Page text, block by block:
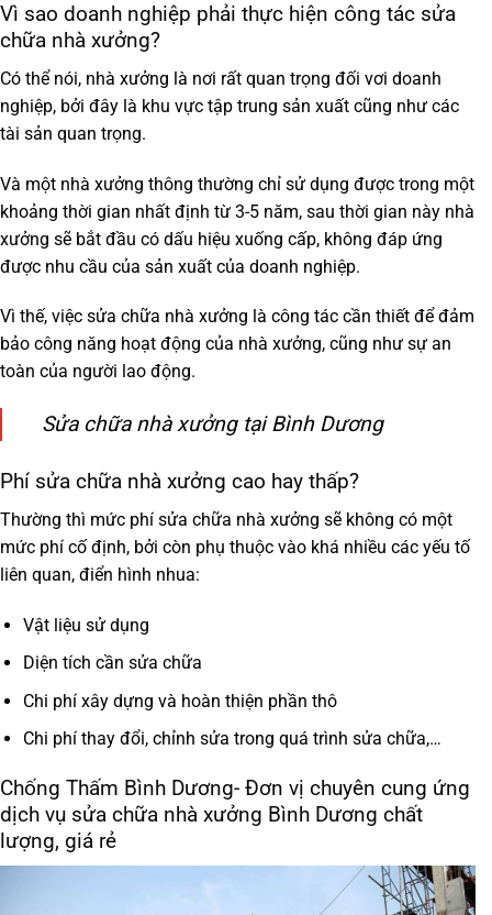
Vì sao doanh nghiệp phải thực hiện công tác sửa
chữa nhà xưởng?
Có thể nói, nhà xưởng là nơi rất quan trọng đối vơi doanh
nghiệp, bởi đây là khu vực tập trung sản xuất cũng như các
tài sản quan trọng.
Và một nhà xưởng thông thường chỉ sử dụng được trong một
khoảng thời gian nhất định từ 3-5 năm, sau thời gian này nhà
xưởng sẽ bắt đầu có dấu hiệu xuống cấp, không đáp ứng
được nhu cầu của sản xuất của doanh nghiệp.
Vì thế, việc sửa chữa nhà xưởng là công tác cần thiết để đảm
bảo công năng hoạt động của nhà xưởng, cũng như sự an
toàn của người lao động.
Sửa chữa nhà xưởng tại Bình Dương
Phí sửa chữa nhà xưởng cao hay thấp?
Thường thì mức phí sửa chữa nhà xưởng sẽ không có một
mức phí cố định, bởi còn phụ thuộc vào khá nhiều các yếu tố
liên quan, điển hình nhua:
Vật liệu sử dụng
Diện tích cần sửa chữa
Chi phí xây dựng và hoàn thiện phần thô
Chi phí thay đổi, chỉnh sửa trong quá trình sửa chữa,…
Chống Thấm Bình Dương- Đơn vị chuyên cung ứng
dịch vụ sửa chữa nhà xưởng Bình Dương chất
lượng, giá rẻ